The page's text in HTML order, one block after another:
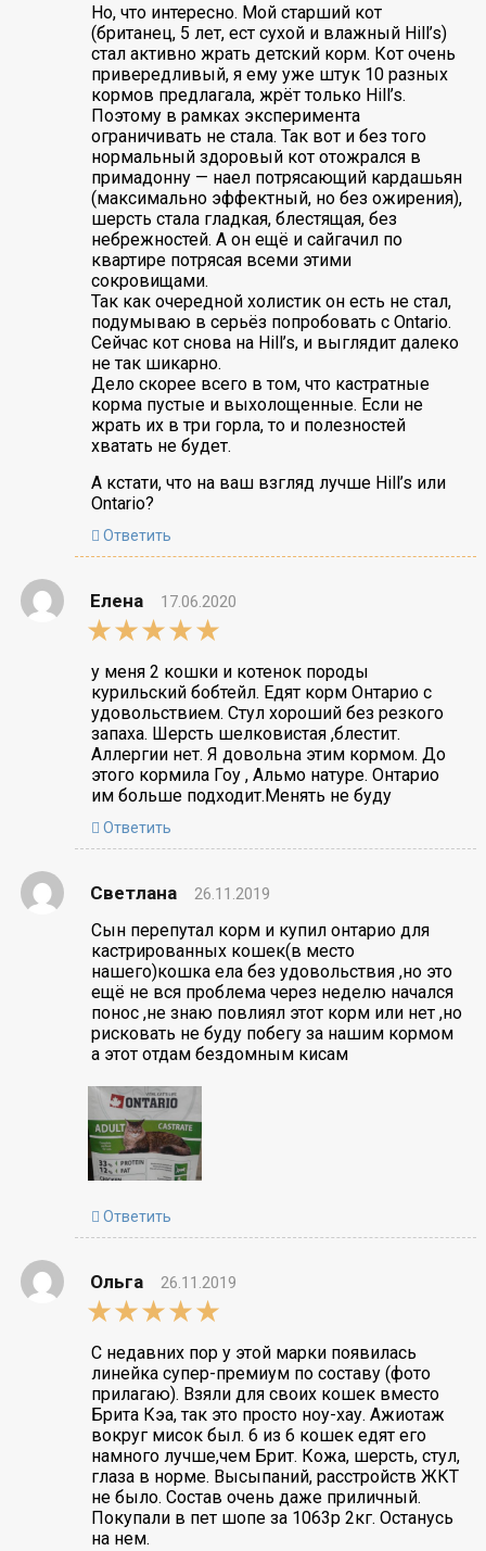
Но, что интересно. Мой старший кот
(британец, 5 лет, ест сухой и влажный Hill’s)
стал активно жрать детский корм. Кот очень
привередливый, я ему уже штук 10 разных
кормов предлагала, жрёт только Hill’s.
Поэтому в рамках эксперимента
ограничивать не стала. Так вот и без того
нормальный здоровый кот отожрался в
примадонну — наел потрясающий кардашьян
(максимально эффектный, но без ожирения),
шерсть стала гладкая, блестящая, без
небрежностей. А он ещё и сайгачил по
квартире потрясая всеми этими
сокровищами.
Так как очередной холистик он есть не стал,
подумываю в серьёз попробовать с Ontario.
Сейчас кот снова на Hill’s, и выглядит далеко
не так шикарно.
Дело скорее всего в том, что кастратные
корма пустые и выхолощенные. Если не
жрать их в три горла, то и полезностей
хватать не будет.
А кстати, что на ваш взгляд лучше Hill’s или
Ontario?
Ответить
Елена
17.06.2020
5,0
rating
у меня 2 кошки и котенок породы
курильский бобтейл. Едят корм Онтарио с
удовольствием. Стул хороший без резкого
запаха. Шерсть шелковистая ,блестит.
Аллергии нет. Я довольна этим кормом. До
этого кормила Гоу , Альмо натуре. Онтарио
им больше подходит.Менять не буду
Ответить
Светлана 26.11.2019
Сын перепутал корм и купил онтарио для
кастрированных кошек(в место
нашего)кошка ела без удовольствия ,но это
ещё не вся проблема через неделю начался
понос ,не знаю повлиял этот корм или нет ,но
рисковать не буду побегу за нашим кормом
а этот отдам бездомным кисам
Ответить
Ольга
26.11.2019
5,0
rating
С недавних пор у этой марки появилась
линейка супер-премиум по составу (фото
прилагаю). Взяли для своих кошек вместо
Брита Кэа, так это просто ноу-хау. Ажиотаж
вокруг мисок был. 6 из 6 кошек едят его
намного лучше,чем Брит. Кожа, шерсть, стул,
глаза в норме. Высыпаний, расстройств ЖКТ
не было. Состав очень даже приличный.
Покупали в пет шопе за 1063р 2кг. Останусь
на нем.